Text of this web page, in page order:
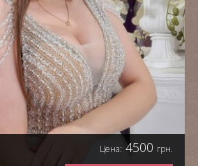
Цена: 4500 грн.